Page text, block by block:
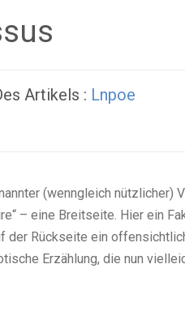
Artikels : Lnpoe
(wenngleich nützlicher)
– eine Breitseite. Hier ein
der Rückseite ein
Erzählung, die nun